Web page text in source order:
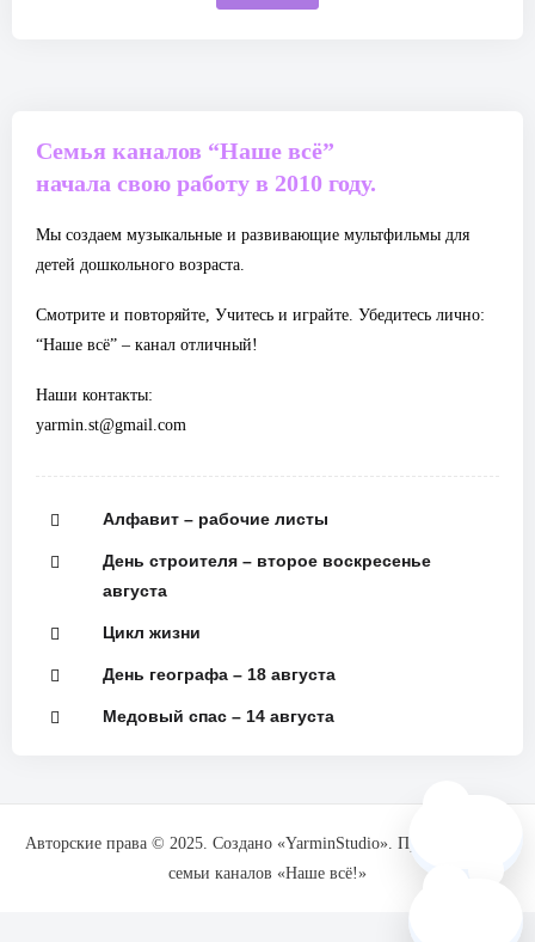
Семья каналов “Наше всё”
начала свою работу в 2010 году.
Мы создаем музыкальные и развивающие мультфильмы для
детей дошкольного возраста.
Смотрите и повторяйте, Учитесь и играйте. Убедитесь лично:
“Наше всё” – канал отличный!
Наши контакты:
yarmin.st@gmail.com
Алфавит – рабочие листы
День строителя – второе воскресенье
августа
Цикл жизни
День географа – 18 августа
Медовый спас – 14 августа
Авторские права © 2025. Создано «YarminStudio». При поддержке
семьи каналов «Наше всё!»